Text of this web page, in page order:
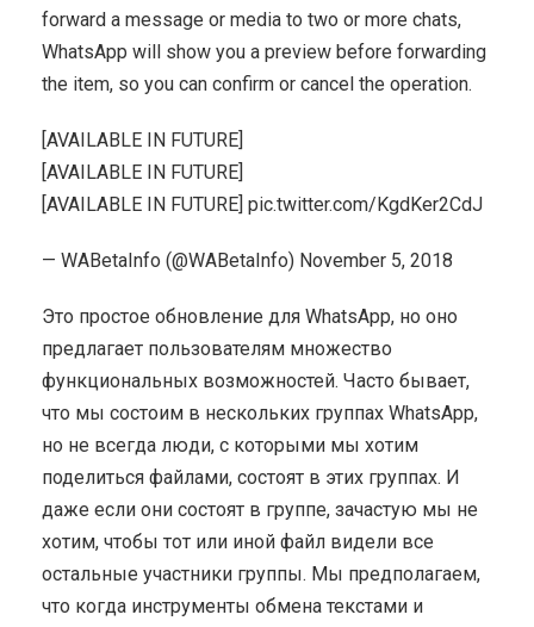
forward a message or media to two or more chats,
WhatsApp will show you a preview before forwarding
the item, so you can confirm or cancel the operation.
[AVAILABLE IN FUTURE]
[AVAILABLE IN FUTURE]
[AVAILABLE IN FUTURE] pic.twitter.com/KgdKer2CdJ
— WABetaInfo (@WABetaInfo) November 5, 2018
Это простое обновление для WhatsApp, но оно
предлагает пользователям множество
функциональных возможностей. Часто бывает,
что мы состоим в нескольких группах WhatsApp,
но не всегда люди, с которыми мы хотим
поделиться файлами, состоят в этих группах. И
даже если они состоят в группе, зачастую мы не
хотим, чтобы тот или иной файл видели все
остальные участники группы. Мы предполагаем,
что когда инструменты обмена текстами и